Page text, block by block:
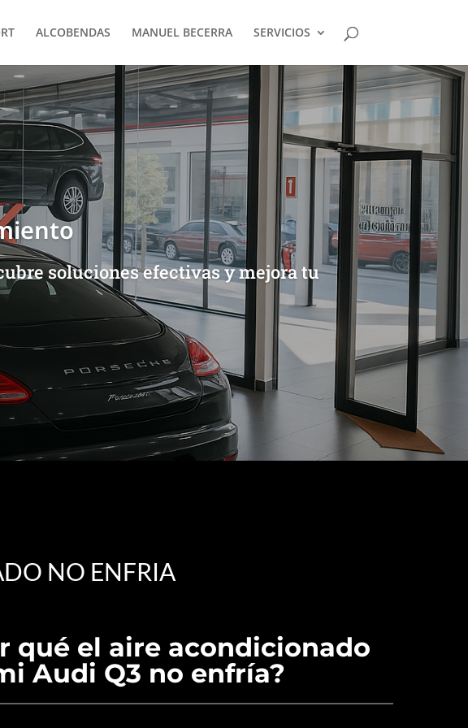
ALCOBENDAS MANUEL BECERRA SERVICIOS
soluciones efectivas y mejora tu
NO ENFRIA
qué el aire acondicionado
Audi Q3 no enfría?